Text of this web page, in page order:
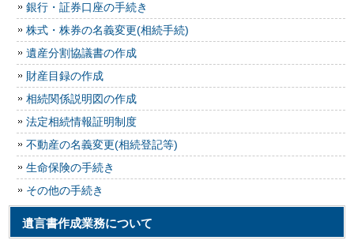
銀行・証券口座の手続き
株式・株券の名義変更(相続手続)
遺産分割協議書の作成
財産目録の作成
相続関係説明図の作成
法定相続情報証明制度
不動産の名義変更(相続登記等)
生命保険の手続き
その他の手続き
遺言書作成業務について